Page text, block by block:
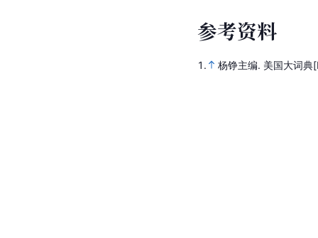
参考资料
1. 杨铮主编. 美国大词典